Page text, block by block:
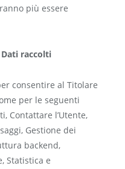
più essere
raccolti
consentire al Titolare
per le seguenti
Contattare l’Utente,
Gestione dei
backend,
Statistica e